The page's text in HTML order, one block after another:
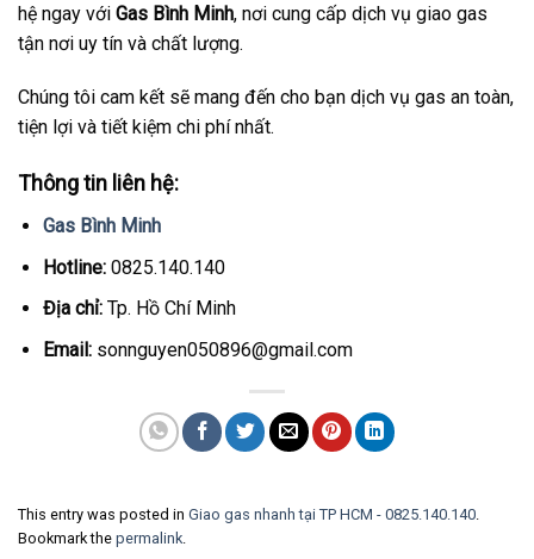
hệ ngay với Gas Bình Minh, nơi cung cấp dịch vụ giao gas
tận nơi uy tín và chất lượng.
Chúng tôi cam kết sẽ mang đến cho bạn dịch vụ gas an toàn,
tiện lợi và tiết kiệm chi phí nhất.
Thông tin liên hệ:
Gas Bình Minh
Hotline:0825.140.140
Địa chỉ:Tp. Hồ Chí Minh
Email:sonnguyen050896@gmail.com
This entry was posted in Giao gas nhanh tại TP HCM - 0825.140.140.
Bookmark the permalink.